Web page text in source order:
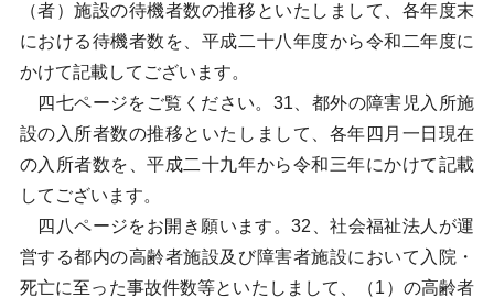
（者）施設の待機者数の推移といたしまして、各年度末
における待機者数を、平成二十八年度から令和二年度に
かけて記載してございます。
四七ページをご覧ください。31、都外の障害児入所施
設の入所者数の推移といたしまして、各年四月一日現在
の入所者数を、平成二十九年から令和三年にかけて記載
してございます。
四八ページをお開き願います。32、社会福祉法人が運
営する都内の高齢者施設及び障害者施設において入院・
死亡に至った事故件数等といたしまして、（1）の高齢者